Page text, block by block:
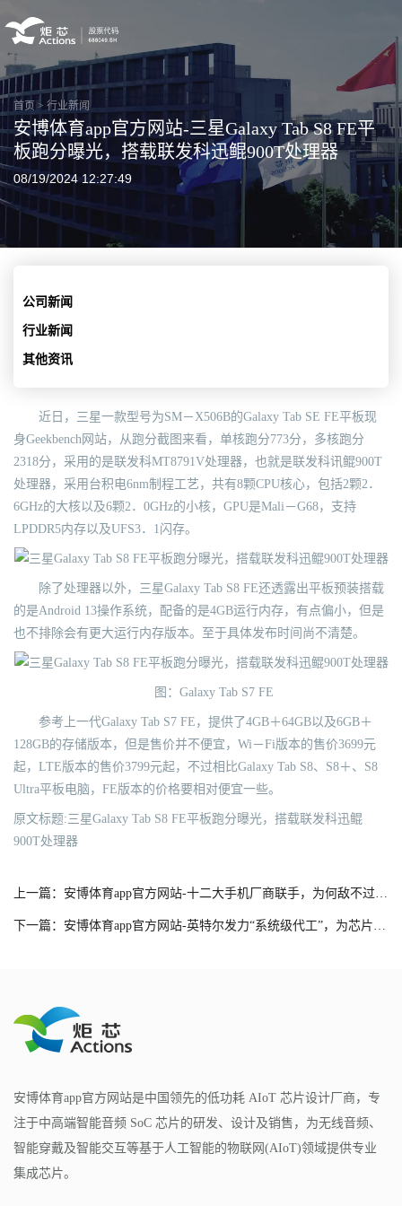
首页 > 行业新闻
安博体育app官方网站-三星Galaxy Tab S8 FE平
板跑分曝光，搭载联发科迅鲲900T处理器
08/19/2024 12:27:49
公司新闻
行业新闻
其他资讯
近日，三星一款型号为SM－X506B的Galaxy Tab SE FE平板现
身Geekbench网站，从跑分截图来看，单核跑分773分，多核跑分
2318分，采用的是联发科MT8791V处理器，也就是联发科讯鲲900T
处理器，采用台积电6nm制程工艺，共有8颗CPU核心，包括2颗2．
6GHz的大核以及6颗2．0GHz的小核，GPU是Mali－G68，支持
LPDDR5内存以及UFS3．1闪存。
除了处理器以外，三星Galaxy Tab S8 FE还透露出平板预装搭载
的是Android 13操作系统，配备的是4GB运行内存，有点偏小，但是
也不排除会有更大运行内存版本。至于具体发布时间尚不清楚。
图：Galaxy Tab S7 FE
参考上一代Galaxy Tab S7 FE，提供了4GB＋64GB以及6GB＋
128GB的存储版本，但是售价并不便宜，Wi－Fi版本的售价3699元
起，LTE版本的售价3799元起，不过相比Galaxy Tab S8、S8＋、S8
Ultra平板电脑，FE版本的价格要相对便宜一些。
原文标题:三星Galaxy Tab S8 FE平板跑分曝光，搭载联发科迅鲲
900T处理器
上一篇：安博体育app官方网站-十二大手机厂商联手，为何敌不过一个微信？
下一篇：安博体育app官方网站-英特尔发力“系统级代工”，为芯片制造带来全新可能
安博体育app官方网站是中国领先的低功耗 AIoT 芯片设计厂商，专
注于中高端智能音频 SoC 芯片的研发、设计及销售，为无线音频、
智能穿戴及智能交互等基于人工智能的物联网(AIoT)领域提供专业
集成芯片。